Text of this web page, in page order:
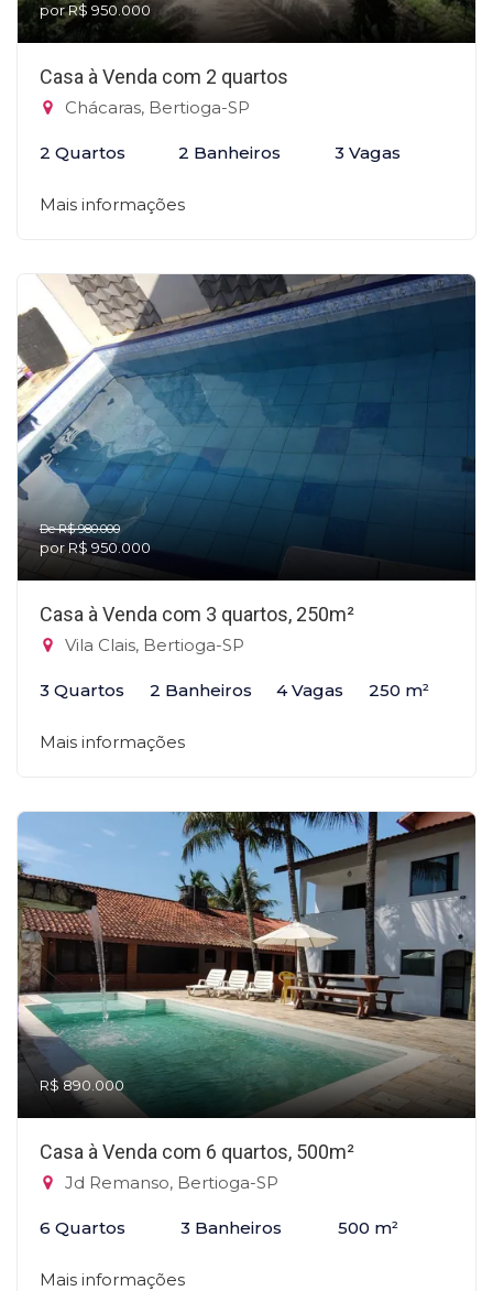
por R$ 950.000
Casa à Venda com 2 quartos
Chácaras, Bertioga-SP
2 Quartos 2 Banheiros 3 Vagas
Mais informações
De R$ 980.000
por R$ 950.000
Casa à Venda com 3 quartos, 250m²
Vila Clais, Bertioga-SP
3 Quartos 2 Banheiros 4 Vagas 250 m²
Mais informações
R$ 890.000
Casa à Venda com 6 quartos, 500m²
Jd Remanso, Bertioga-SP
6 Quartos 3 Banheiros 500 m²
Mais informações